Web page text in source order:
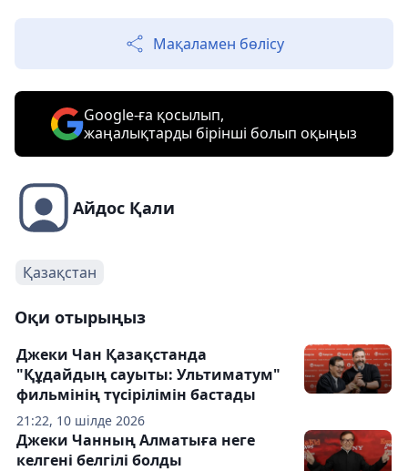
Мақаламен бөлісу
Google-ға қосылып,
жаңалықтарды бірінші болып оқыңыз
Айдос Қали
Қазақстан
Оқи отырыңыз
21:22, 10 шілде 2026
Джеки Чан Қазақстанда
"Құдайдың сауыты: Ультиматум"
фильмінің түсірілімін бастады
Джеки Чанның Алматыға неге
келгені белгілі болды